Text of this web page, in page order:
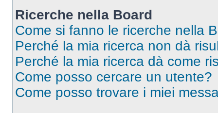
Ricerche nella Board
Come si fanno le ricerche nella
Perché la mia ricerca non dà
Perché la mia ricerca dà come
Come posso cercare un utente?
Come posso trovare i miei